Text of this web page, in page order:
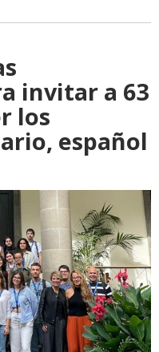
invitar a 63
los
español